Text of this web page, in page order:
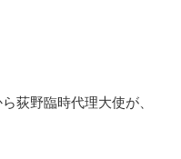
荻野臨時代理大使が、